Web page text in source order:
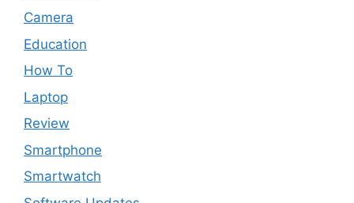
Camera
Education
How To
Laptop
Review
Smartphone
Smartwatch